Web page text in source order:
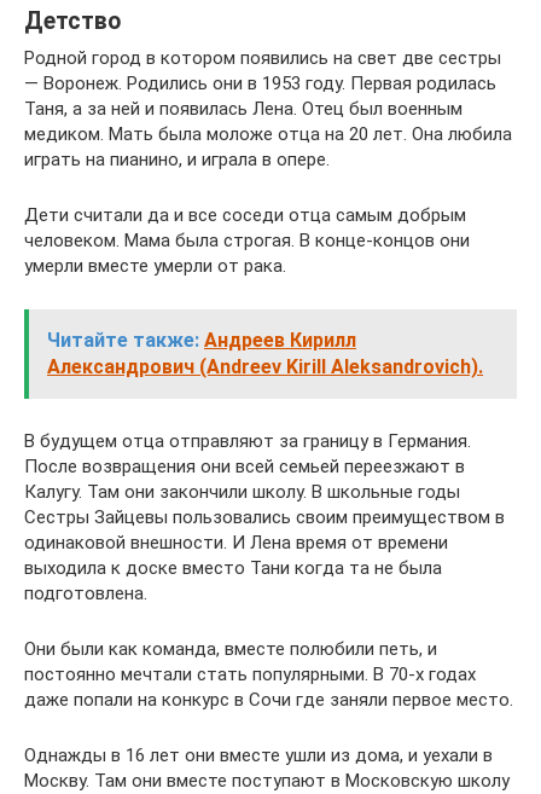
Детство
Родной город в котором появились на свет две сестры
— Воронеж. Родились они в 1953 году. Первая родилась
Таня, а за ней и появилась Лена. Отец был военным
медиком. Мать была моложе отца на 20 лет. Она любила
играть на пианино, и играла в опере.
Дети считали да и все соседи отца самым добрым
человеком. Мама была строгая. В конце-концов они
умерли вместе умерли от рака.
Читайте также: Андреев Кирилл
Александрович (Andreev Kirill Aleksandrovich).
В будущем отца отправляют за границу в Германия.
После возвращения они всей семьей переезжают в
Калугу. Там они закончили школу. В школьные годы
Сестры Зайцевы пользовались своим преимуществом в
одинаковой внешности. И Лена время от времени
выходила к доске вместо Тани когда та не была
подготовлена.
Они были как команда, вместе полюбили петь, и
постоянно мечтали стать популярными. В 70-х годах
даже попали на конкурс в Сочи где заняли первое место.
Однажды в 16 лет они вместе ушли из дома, и уехали в
Москву. Там они вместе поступают в Московскую школу